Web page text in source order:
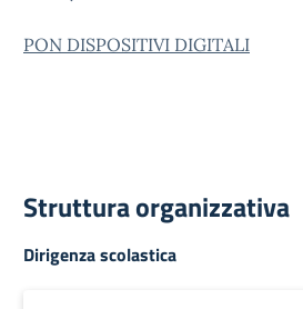
PON DISPOSITIVI DIGITALI
Struttura organizzativa
Dirigenza scolastica